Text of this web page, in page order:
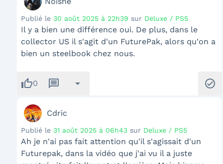
Publié le 30 août 2025 à 22h39 sur Deluxe / PS5
Il y a bien une différence oui. De plus, dans le
collector US il s'agit d'un FuturePak, alors qu'on a
bien un steelbook chez nous.
thumb_up0 message arrow_drop_down check_circle
Cdric
Publié le 31 août 2025 à 06h43 sur Deluxe / PS5
Ah je n'ai pas fait attention qu'il s'agissait d'un
Futurepak, dans la vidéo que j'ai vu il a juste